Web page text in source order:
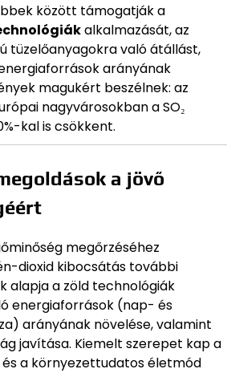
között támogatják a
alkalmazását, az
tüzelőanyagokra való átállást,
arányának
magukért beszélnek: az
nagyvárosokban a SO₂
kal is csökkent.
a jövő
megőrzéséhez
dioxid kibocsátás további
alapja a zöld technológiák
energiaforrások (nap- és
arányának növelése, valamint
javítása. Kiemelt szerepet kap a
a környezettudatos életmód